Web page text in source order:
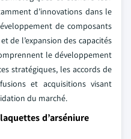
d’innovations dans le
de composants
de l’expansion des capacités
le développement
stratégiques, les accords de
et acquisitions visant
du marché.
d’arséniure